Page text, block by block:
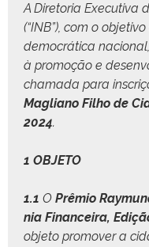
A Dire­to­ria Exec­u­ti­va
(“INB”), com o
democráti­ca
à pro­moção e
chama­da para
Magliano Fil­ho de
2024.
1 OBJETO
1.1 O Prêmio
nia Finan­ceira,
obje­to pro­mover a